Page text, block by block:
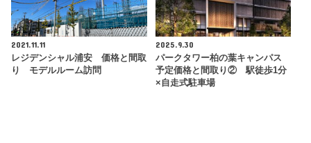
2021.11.11
レジデンシャル浦安 価格と間取
り モデルルーム訪問
2025.9.30
パークタワー柏の葉キャンパス
予定価格と間取り② 駅徒歩1分
×自走式駐車場